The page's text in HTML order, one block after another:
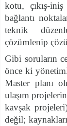
kotu, çıkış-
bağlantı
teknik
çözümlenip
Gibi soruların
önce ki
Master planı
ulaşım
kavşak
değil;